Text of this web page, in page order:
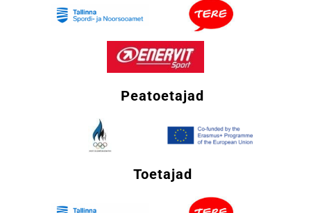
Peatoetajad
Toetajad